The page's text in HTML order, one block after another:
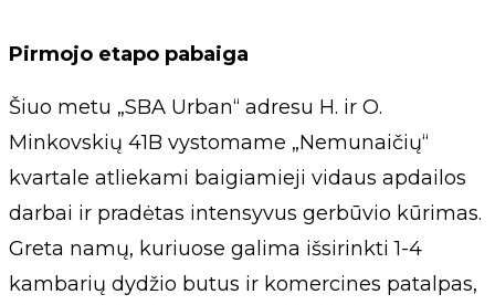
Pirmojo etapo pabaiga
Šiuo metu „SBA Urban“ adresu H. ir O.
Minkovskių 41B vystomame „Nemunaičių“
kvartale atliekami baigiamieji vidaus apdailos
darbai ir pradėtas intensyvus gerbūvio kūrimas.
Greta namų, kuriuose galima išsirinkti 1-4
kambarių dydžio butus ir komercines patalpas,